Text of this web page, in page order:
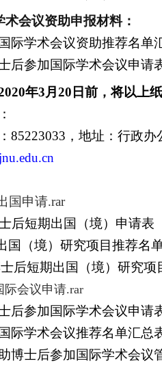
术会议资助申报材料：
际学术会议资助推荐名单
后参加国际学术会议申
年3月 20 日前 ，将以上
：
85223033 ，地址：行政办
国申请.rar
后短期出国（境）申请表
国（境）研究项目推荐名
后短期出国（境）研究项
际会议申请.rar
后参加国际学术会议申请
际学术会议推荐名单汇总
博士后参加国际学术会议